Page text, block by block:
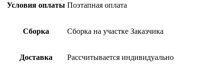
Условия оплаты Поэтапная оплата
Сборка Сборка на участке Заказчика
Доставка Рассчитывается индивидуально